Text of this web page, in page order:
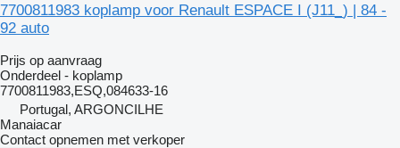
7700811983 koplamp voor Renault ESPACE I (J11_) | 84 -
92 auto
Prijs op aanvraag
Onderdeel - koplamp
7700811983,ESQ,084633-16
Portugal, ARGONCILHE
Manaiacar
Contact opnemen met verkoper